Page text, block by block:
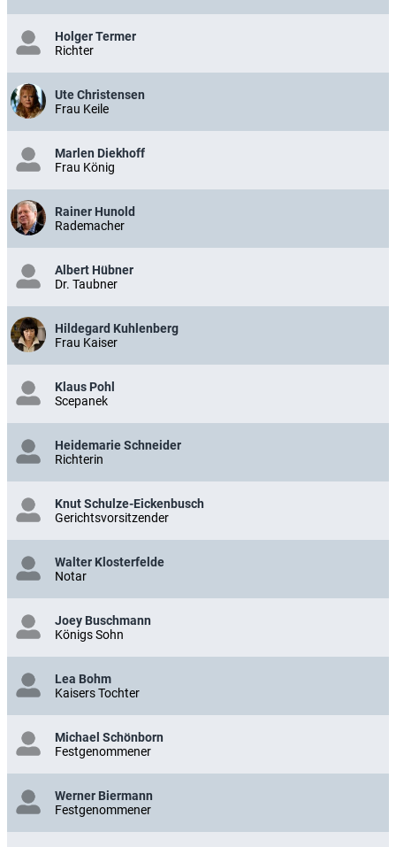
Holger Termer
Richter
Ute Christensen
Frau Keile
Marlen Diekhoff
Frau König
Rainer Hunold
Rademacher
Albert Hübner
Dr. Taubner
Hildegard Kuhlenberg
Frau Kaiser
Klaus Pohl
Scepanek
Heidemarie Schneider
Richterin
Knut Schulze-Eickenbusch
Gerichtsvorsitzender
Walter Klosterfelde
Notar
Joey Buschmann
Königs Sohn
Lea Bohm
Kaisers Tochter
Michael Schönborn
Festgenommener
Werner Biermann
Festgenommener